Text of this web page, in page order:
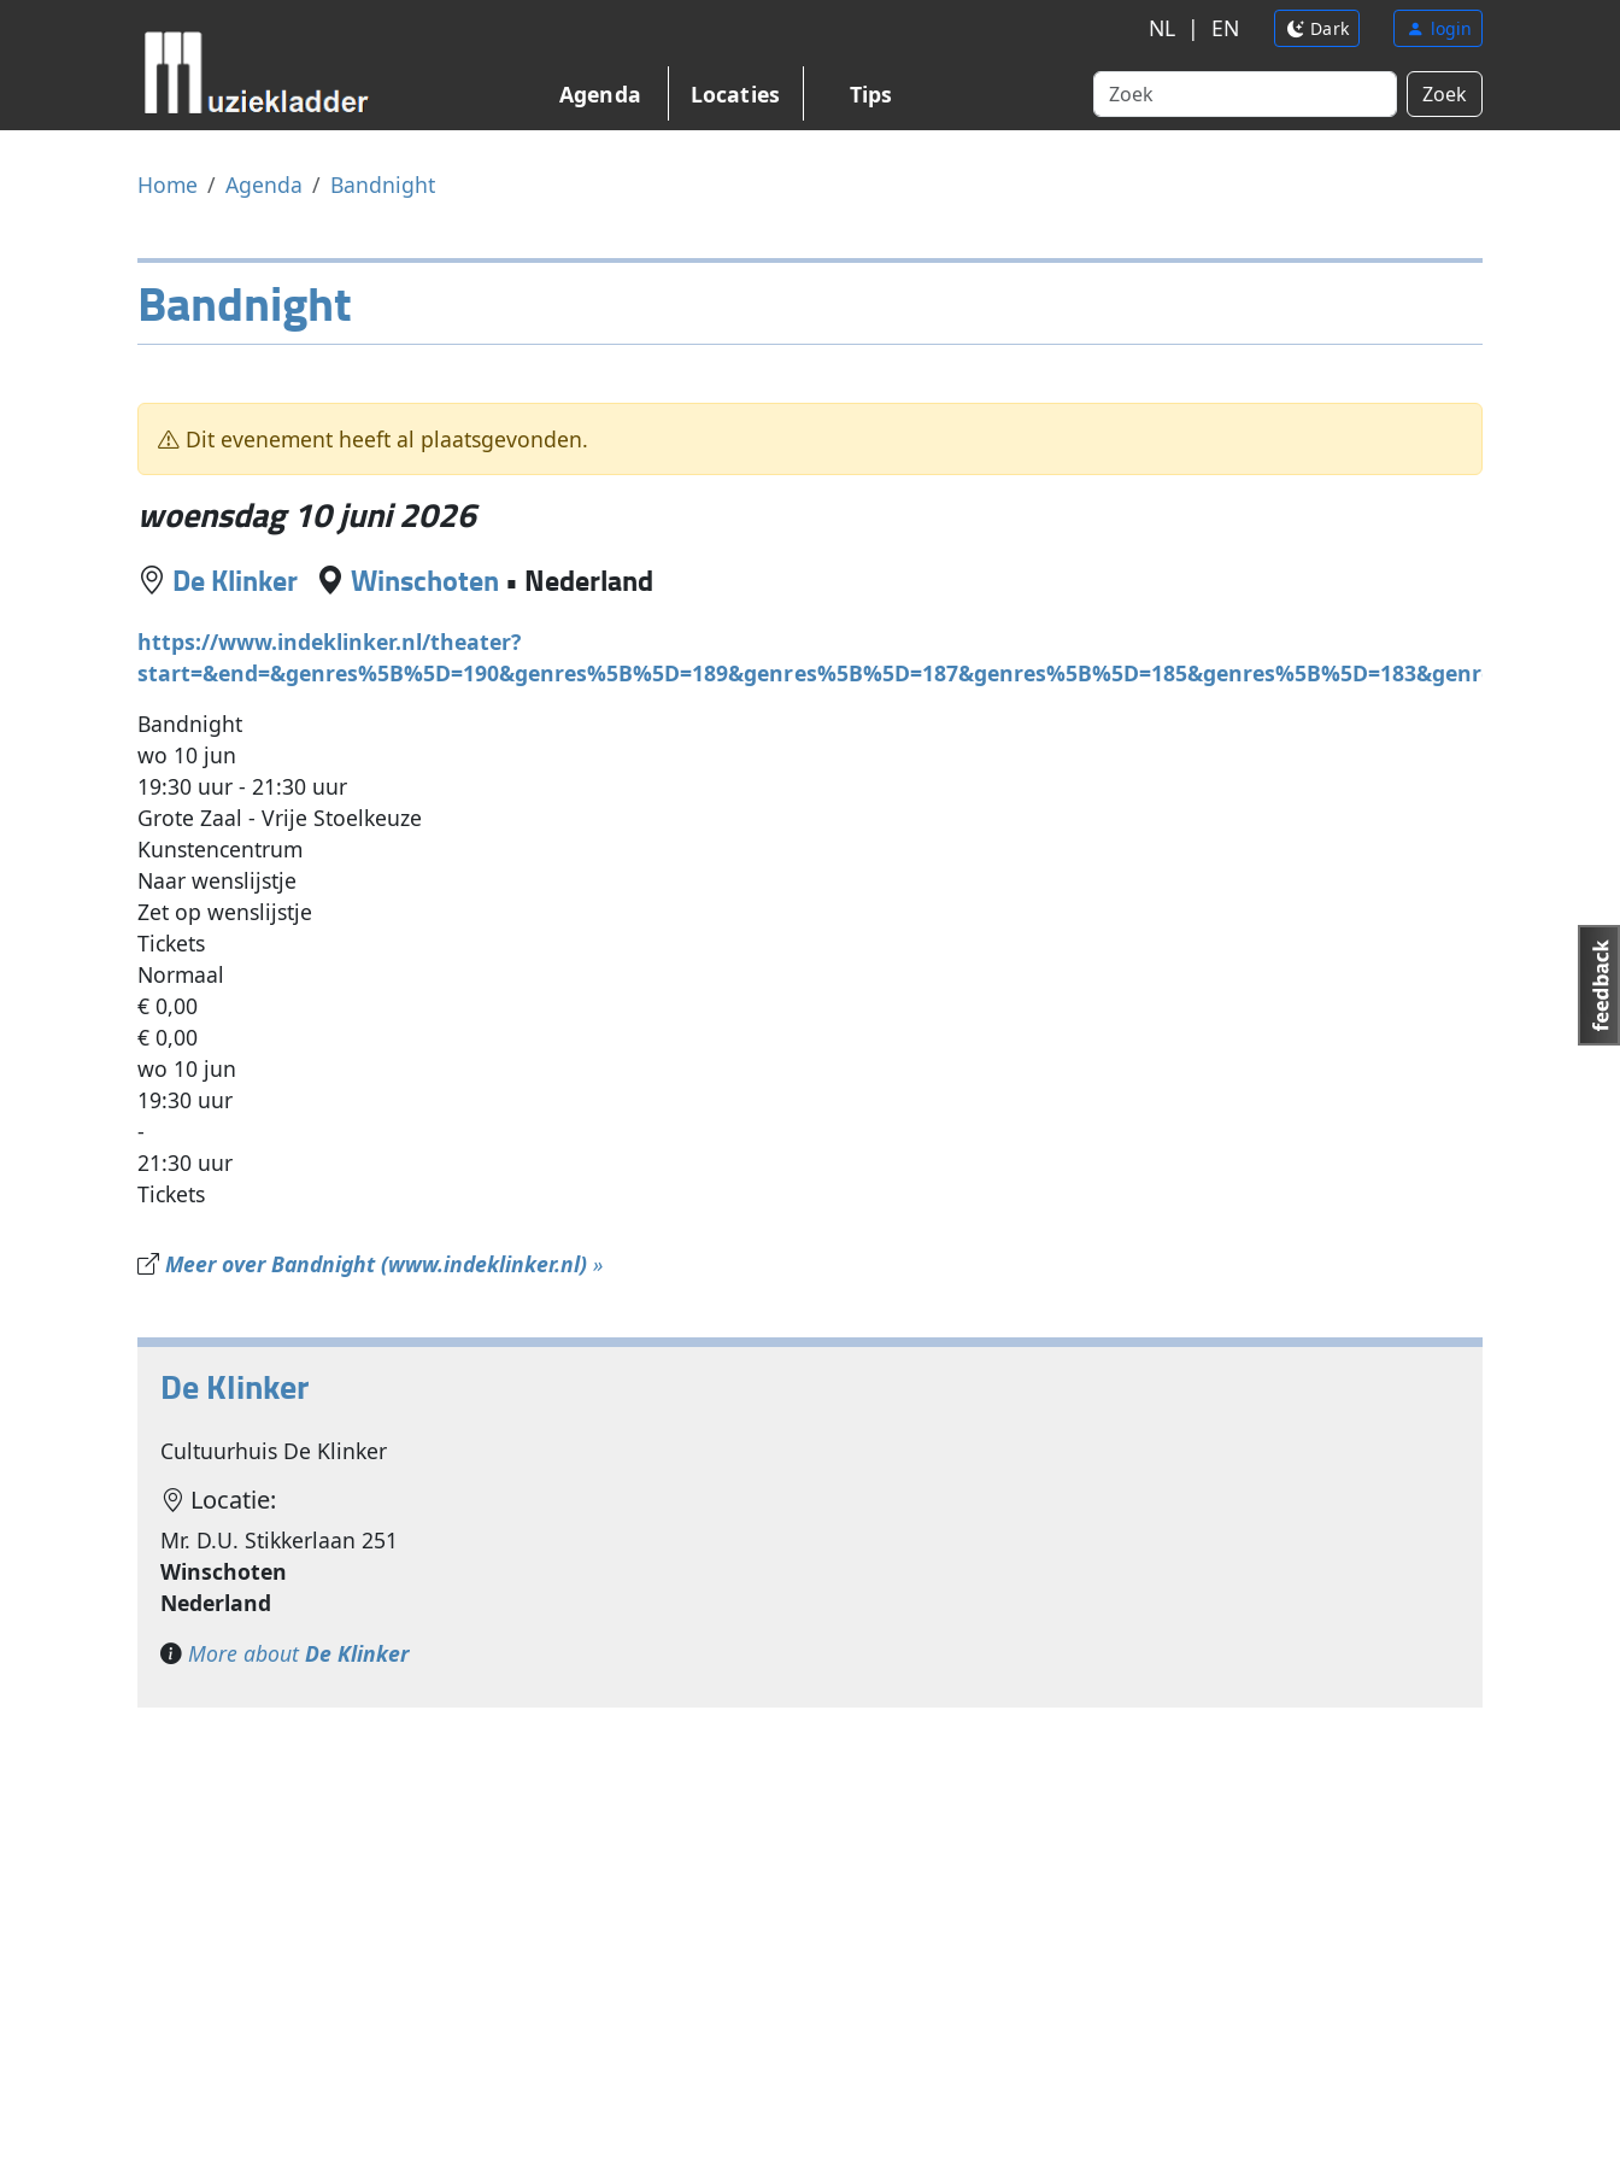
NL | EN Dark login
Agenda Locaties Tips Zoek
Home Agenda Bandnight
Bandnight
Dit evenement heeft al plaatsgevonden.
woensdag 10 juni 2026
De Klinker Winschoten • Nederland
https://www.indeklinker.nl/theater?
Bandnight
wo 10 jun
19:30 uur - 21:30 uur
Grote Zaal - Vrije Stoelkeuze
Kunstencentrum
Naar wenslijstje
Zet op wenslijstje
Tickets
Normaal
€ 0,00
€ 0,00
wo 10 jun
19:30 uur
-
21:30 uur
Tickets
Meer over Bandnight (www.indeklinker.nl) »
De Klinker
Cultuurhuis De Klinker
Locatie:
Mr. D.U. Stikkerlaan 251
Winschoten
Nederland
More aboutDe Klinker